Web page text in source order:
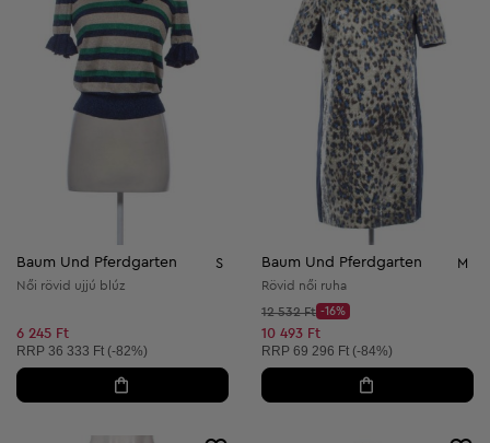
Baum Und Pferdgarten S
Női rövid ujjú blúz
6 245 Ft
Ajánlott ár:
RRP 36 333 Ft (-82%)
Baum Und Pferdgarten M
Rövid női ruha
Kezdő ár:
12 532 Ft
Discount Price:
-16%
Csökkentett ár:
10 493 Ft
Ajánlott ár:
RRP 69 296 Ft (-84%)